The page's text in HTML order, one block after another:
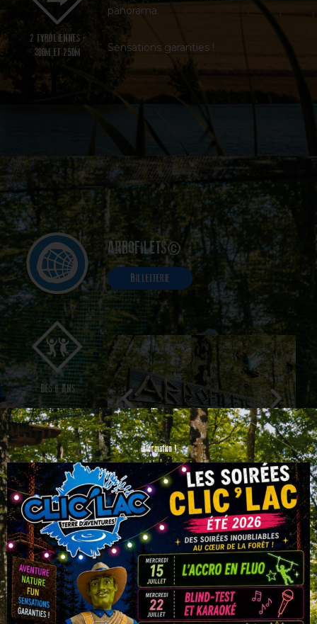
2 TYROLIENNES :
300M ET 250M
panorama.
Sensations garanties !
ARBOFILETS©
BILLETTERIE
DÈS 6 ANS
500 m2 / 3 ÉTAGES
ILLIMITÉ
De véritables mers de filets colorés
se dressent entre les arbres, on
marche sur les toiles avec excitation
et sans équipement.
Venez goûter à l’apesanteur et
tutoyer la canopée en toute libertée,
bondir, courir, sauter au-dessus du
Information !